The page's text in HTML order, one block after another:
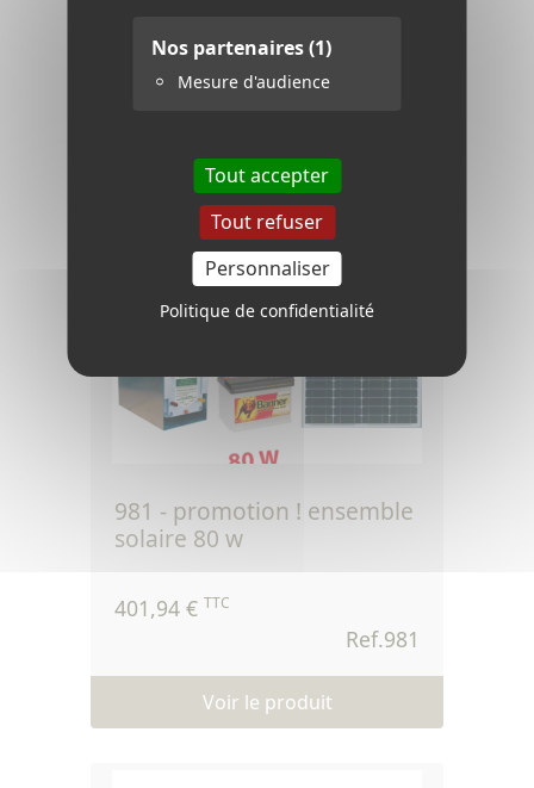
Nos partenaires(1)
Mesure d'audience
Tout accepter
Tout refuser
Personnaliser
Politique de confidentialité
120 - clôture 220 volts
Voir le produit
981 - promotion ! ensemble
solaire 80 w
401,94 € TTC
Ref.981
Voir le produit